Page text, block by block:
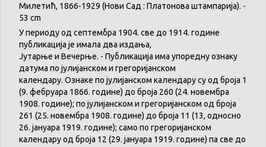
Милетић, 1866-1929 (Нови Сад : Платонова штампарија). -
53 cm
Упериодуод септембра 1904. све до 1914. године
публикација је имала два издања,
Јутарње и Вечерње. - Публикација има упореднуознаку
датума по јулијанском и грегоријанском
календару. Ознаке по јулијанском календару су од броја 1
(9. фебруара 1866. године) до броја 260 (24. новембра
1908. године); по јулијанском и грегоријанском од броја
261 (25. новембра 1908. године) до броја 11 (13, односно
26. јануара 1919. године); само по грегоријанском
календаруод броја 12 (29. јануара 1919. године) па све до